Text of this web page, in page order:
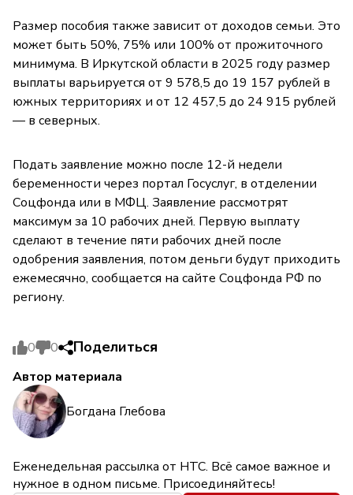
Размер пособия также зависит от доходов семьи. Это
может быть 50%, 75% или 100% от прожиточного
минимума. В Иркутской области в 2025 году размер
выплаты варьируется от 9 578,5 до 19 157 рублей в
южных территориях и от 12 457,5 до 24 915 рублей
— в северных.
Подать заявление можно после 12-й недели
беременности через портал Госуслуг, в отделении
Соцфонда или в МФЦ. Заявление рассмотрят
максимум за 10 рабочих дней. Первую выплату
сделают в течение пяти рабочих дней после
одобрения заявления, потом деньги будут приходить
ежемесячно, сообщается на сайте Соцфонда РФ по
региону.
0 0 Поделиться
Автор материала
Богдана Глебова
Еженедельная рассылка от НТС. Всё самое важное и
нужное в одном письме. Присоединяйтесь!